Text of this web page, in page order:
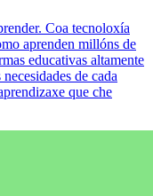
Coa tecnoloxía
aprenden millóns de
educativas altamente
de cada
que che